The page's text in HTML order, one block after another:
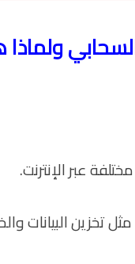
عبر الإنترنت.
تخزين البيانات